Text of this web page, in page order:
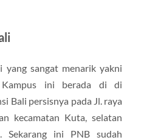
yang sangat menarik yakni
ini berada di di
Bali persisnya pada Jl. raya
kecamatan Kuta, selatan
Sekarang ini PNB sudah